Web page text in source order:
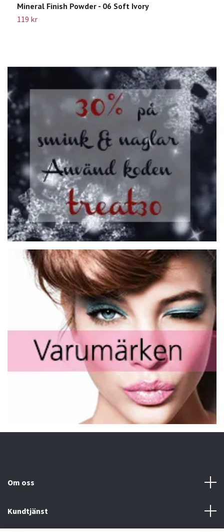
Mineral Finish Powder - 06 Soft Ivory
119 kr
Om oss
Kundtjänst